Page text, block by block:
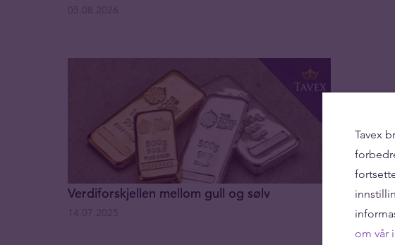
Verdiforskjellen mellom gull og sølv
Tavex
om vår